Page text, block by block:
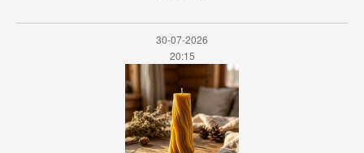
30-07-2026
20:15